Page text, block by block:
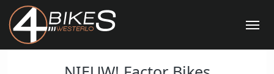
Categorie: